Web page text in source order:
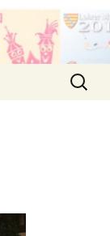
Suchen
nach: